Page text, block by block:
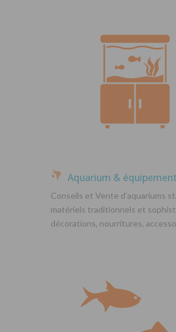
Aquarium &
Conseils et Vente d’aquariums
matériels traditionnels et
décorations, nourritures,